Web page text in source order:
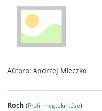
Aŭtoro: Andrzej Mleczko
Roch (Profil megtekintése)